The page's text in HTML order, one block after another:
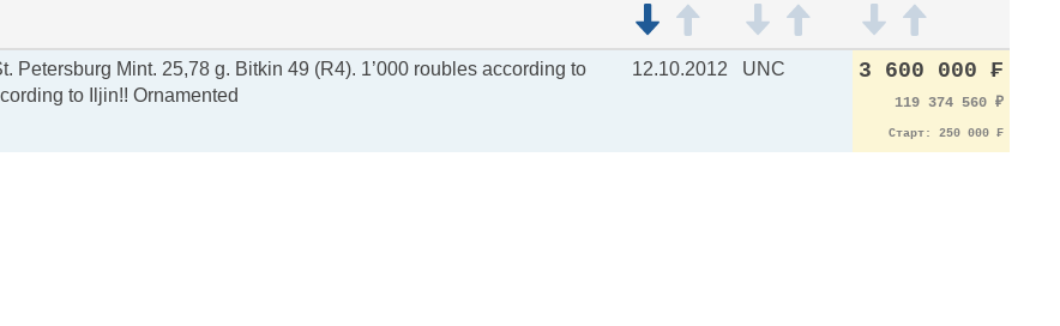
Petersburg Mint. 25,78 g. Bitkin 49 (R4). 1’000 roubles according to
to Iljin!! Ornamented
12.10.2012 UNC 3 600 000 ₣
119 374 560 ₽
Старт: 250 000 ₣